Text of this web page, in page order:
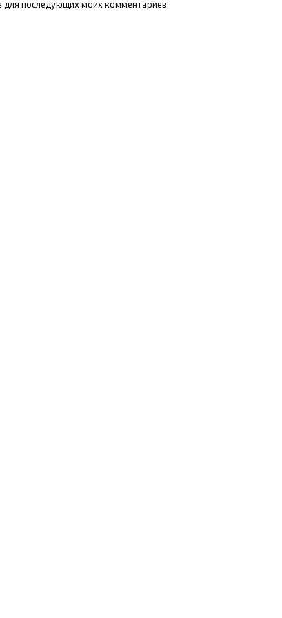
для последующих моих комментариев.